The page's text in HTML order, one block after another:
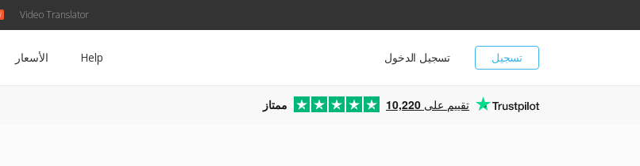
Video Translator
تسجيل تسجيل الدخول الأسعار Help
ممتاز 10,220 تقييم على